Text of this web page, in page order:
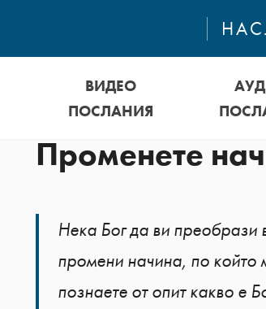
ВИДЕО
ПОСЛАНИЯ
Променете
Нека Бог да ви преобрази
промени начина, по който
познаете от опит какво е